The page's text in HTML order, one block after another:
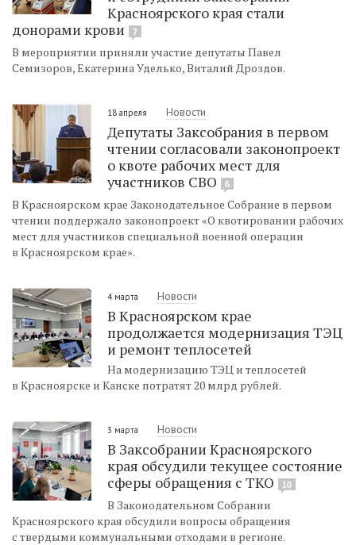
Красноярского края стали
донорами крови
7
В мероприятии приняли участие депутаты Павел
Семизоров, Екатерина Уделько, Виталий Дроздов.
18 апреля Новости
Депутаты Заксобрания в первом
чтении согласовали законопроект
о квоте рабочих мест для
участников СВО
6
В Красноярском крае Законодательное Собрание в первом
чтении поддержало законопроект «О квотировании рабочих
мест для участников специальной военной операции
в Красноярском крае».
4 марта Новости
В Красноярском крае
продолжается модернизация ТЭЦ
и ремонт теплосетей
На модернизацию ТЭЦ и теплосетей
в Красноярске и Канске потратят 20 млрд рублей.
3 марта Новости
В Заксобрании Красноярского
края обсудили текущее состояние
сферы обращения с ТКО
10
В Законодательном Собрании
Красноярского края обсудили вопросы обращения
с твердыми коммунальными отходами в регионе.